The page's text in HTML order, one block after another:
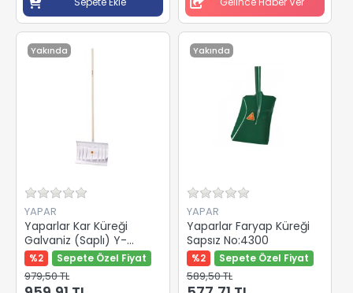
Yakında
YAPAR
Yaparlar Kar Küreği
Galvaniz (Saplı) Y-
28024
%2 Sepete Özel Fiyat
979,50 TL
Yakında
YAPAR
Yaparlar Faryap Küreği
Sapsız No:4300
%2 Sepete Özel Fiyat
589,50 TL